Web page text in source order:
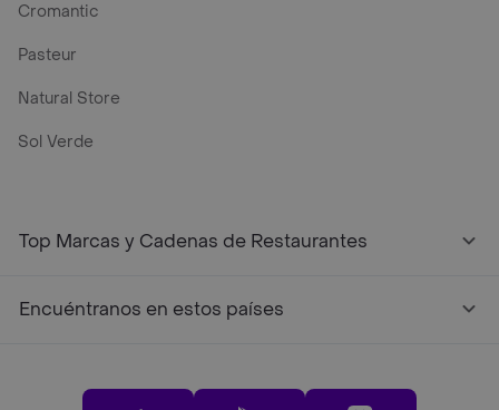
Cromantic
Pasteur
Natural Store
Sol Verde
Top Marcas y Cadenas de Restaurantes
Encuéntranos en estos países